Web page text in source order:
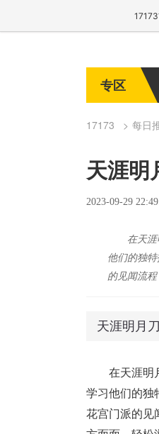
专区
17173 每日
天涯明
2023-09-29
在天
他们的独
的见闻流
天涯明月刀
在天涯明
学习他们的独
花宫门派的见